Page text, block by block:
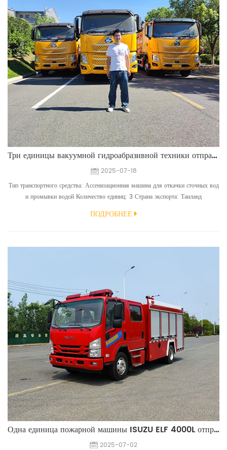
Три единицы вакуумной гидроабразивной техники отправлены в Таиланд
2025-07-18
Тип транспортного средства: Ассенизационная машина для откачки сточных вод
и промывки водой Количество единиц: 3 Страна экспорта: Таиланд
управление, двигатель YC6MK380-30 (380 л.с.) Конфигурация надстройки:
ПОДРОБНЕЕ
Одна единица пожарной машины ISUZU ELF 4000L отправлена на Филиппины
2025-07-02